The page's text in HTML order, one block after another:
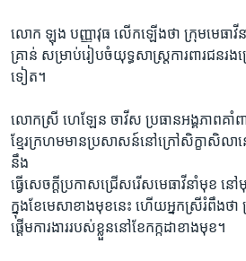
លោក ឡុង បញ្ញាវុធ លើកឡើងថា ក្រុមមេធាវីន
គ្រាន់ សម្រាប់រៀបចំយុទ្ធសាស្រ្តការពារជនរ
ទៀត។
លោកស្រី ហេឡែន ចាវីស ប្រធានអង្គភាពគាំព
ខ្មែរក្រហមមានប្រសាសន៍នៅក្រៅសិក្ខាសិលាន
នឹង
ធ្វើសេចក្ដីប្រកាសជ្រើសរើសមេធាវីនាំមុខ ន
ក្នុងខែមេសាខាងមុខនេះ ហើយអ្នកស្រីរំពឹងថា
ផ្ដើមការងាររបស់ខ្លួននៅខែកក្កដាខាងមុខ។